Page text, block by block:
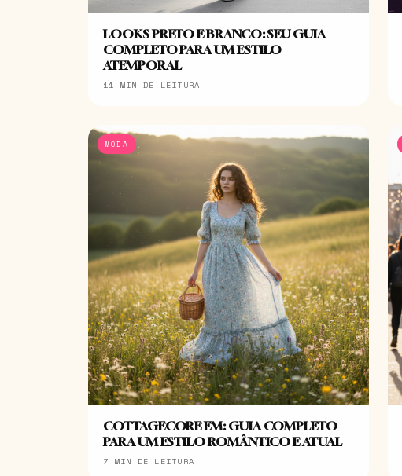
LOOKS PRETO E BRANCO: SEU GUIA
COMPLETO PARA UM ESTILO
ATEMPORAL
11 MIN DE LEITURA
MODA
COTTAGECORE EM: GUIA COMPLETO
PARA UM ESTILO ROMÂNTICO E ATUAL
7 MIN DE LEITURA